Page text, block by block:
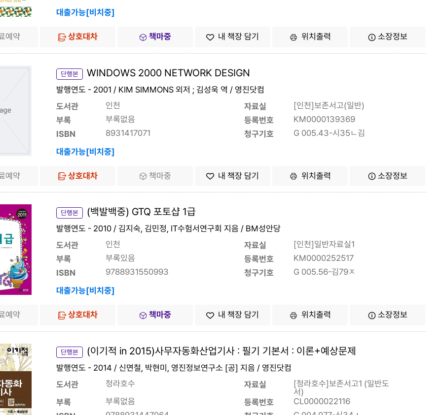
대출가능[비치중]
예약 상호대차 책마중 내 책장 담기 위치출력 소장정보
단행본 WINDOWS 2000 NETWORK DESIGN
발행연도 - 2001 / KIM SIMMONS 외저 ; 김성욱 역 / 영진닷컴
도서관
인천 자료실
[인천]보존서고(일반)
부록
부록없음 등록번호
KM0000139369
ISBN
8931417071 청구기호
G 005.43-시35ㄴ김
대출가능[비치중]
예약 상호대차 책마중 내 책장 담기 위치출력 소장정보
단행본 (백발백중) GTQ 포토샵 1급
발행연도 - 2010 / 김지숙, 김민정, IT수험서연구회 지음 / BM성안당
도서관
인천 자료실
[인천]일반자료실1
부록
부록있음 등록번호
KM0000252517
ISBN
9788931550993 청구기호
G 005.56-김79ㅈ
대출가능[비치중]
예약 상호대차 책마중 내 책장 담기 위치출력 소장정보
단행본 (이기적 in 2015)사무자동화산업기사 : 필기 기본서 : 이론+예상문제
발행연도 - 2014 / 신면철, 박현미, 영진정보연구소 [공] 지음 / 영진닷컴
도서관
청라호수 자료실
[청라호수]보존서고1 (일반도
서)
부록
부록없음 등록번호
CL0000022116